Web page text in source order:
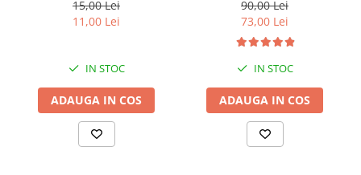
15,00 Lei
11,00 Lei
IN STOC
ADAUGA IN COS
Original 236 , 120 Mark II
90,00 Lei
73,00 Lei
IN STOC
ADAUGA IN COS